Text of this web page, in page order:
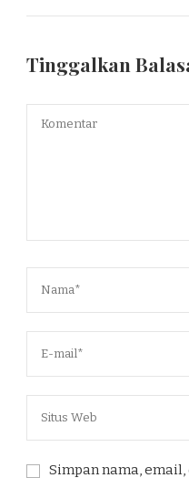
Tinggalkan
Simpan nama, email,